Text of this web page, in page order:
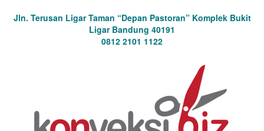
Jln. Terusan Ligar Taman “Depan Pastoran” Komplek Bukit
Ligar Bandung 40191
0812 2101 1122